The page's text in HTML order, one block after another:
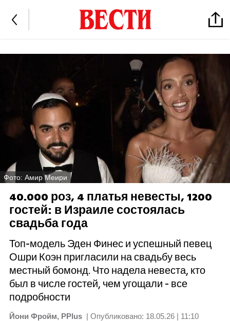
Фото: Амир Меири
40.000 роз, 4 платья невесты, 1200
гостей: в Израиле состоялась
свадьба года
Топ-модель Эден Финес и успешный певец
Ошри Коэн пригласили на свадьбу весь
местный бомонд. Что надела невеста, кто
был в числе гостей, чем угощали - все
подробности
Йони Фройм, PPlus | Опубликовано: 18.05.26 | 11:10